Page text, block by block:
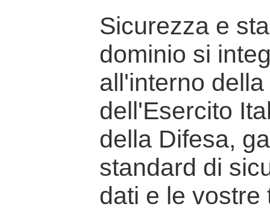
Sicurezza e
dominio si
all'interno
dell'Esercito
della Difesa,
standard di
dati e le vostre